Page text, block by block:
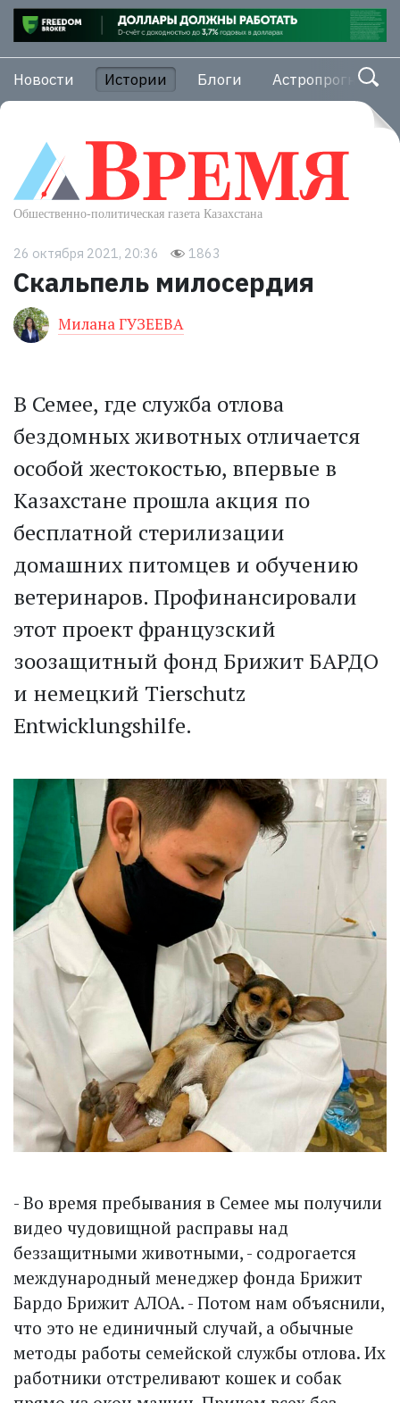
Новости Истории Блоги Астропрогноз
26 октября 2021, 20:36 1863
Скальпель милосердия
Милана ГУЗЕЕВА
В Семее, где служба отлова
бездомных животных отличается
особой жестокостью, впервые в
Казахстане прошла акция по
бесплатной стерилизации
домашних питомцев и обучению
ветеринаров. Профинансировали
этот проект французский
зоозащитный фонд Брижит БАРДО
и немецкий Tierschutz
Entwicklungshilfe.
- Во время пребывания в Семее мы получили
видео чудовищной расправы над
беззащитными животными, - содрогается
международный менеджер фонда Брижит
Бардо Брижит АЛОА. - Потом нам объяснили,
что это не единичный случай, а обычные
методы работы семейской службы отлова. Их
работники отстреливают кошек и собак